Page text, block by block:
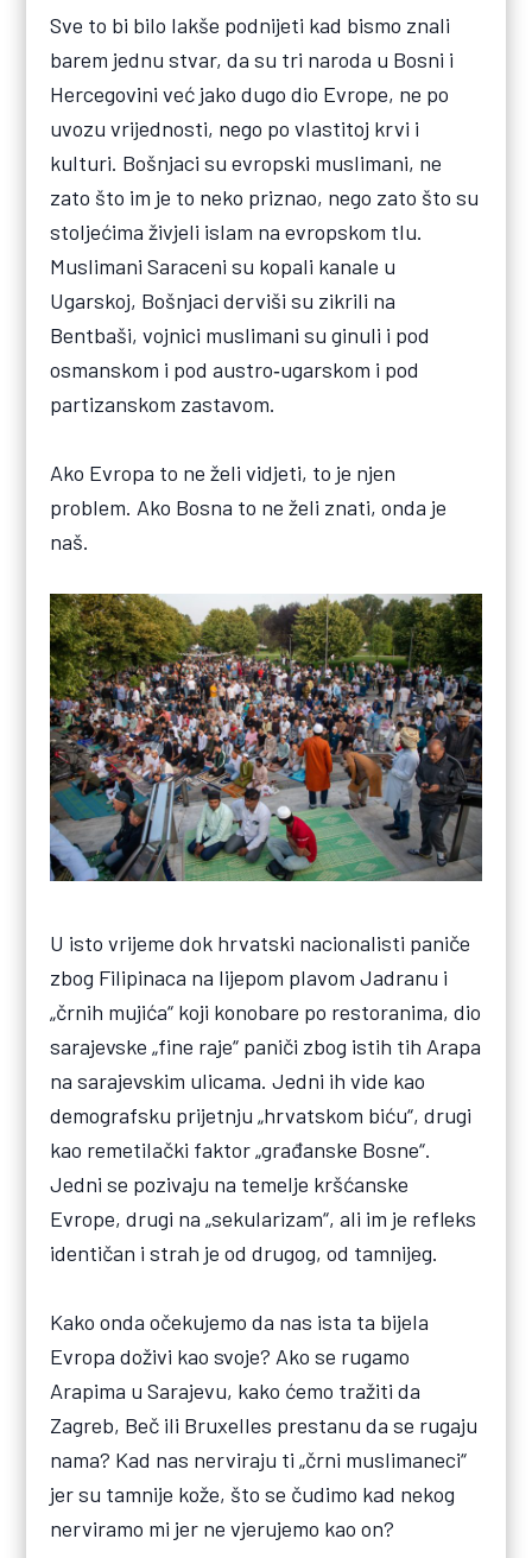
Sve to bi bilo lakše podnijeti kad bismo znali
barem jednu stvar, da su tri naroda u Bosni i
Hercegovini već jako dugo dio Evrope, ne po
uvozu vrijednosti, nego po vlastitoj krvi i
kulturi. Bošnjaci su evropski muslimani, ne
zato što im je to neko priznao, nego zato što su
stoljećima živjeli islam na evropskom tlu.
Muslimani Saraceni su kopali kanale u
Ugarskoj, Bošnjaci derviši su zikrili na
Bentbaši, vojnici muslimani su ginuli i pod
osmanskom i pod austro‑ugarskom i pod
partizanskom zastavom.
Ako Evropa to ne želi vidjeti, to je njen
problem. Ako Bosna to ne želi znati, onda je
naš.
U isto vrijeme dok hrvatski nacionalisti paniče
zbog Filipinaca na lijepom plavom Jadranu i
„črnih mujića“ koji konobare po restoranima, dio
sarajevske „fine raje“ paniči zbog istih tih Arapa
na sarajevskim ulicama. Jedni ih vide kao
demografsku prijetnju „hrvatskom biću“, drugi
kao remetilački faktor „građanske Bosne“.
Jedni se pozivaju na temelje kršćanske
Evrope, drugi na „sekularizam“, ali im je refleks
identičan i strah je od drugog, od tamnijeg.
Kako onda očekujemo da nas ista ta bijela
Evropa doživi kao svoje? Ako se rugamo
Arapima u Sarajevu, kako ćemo tražiti da
Zagreb, Beč ili Bruxelles prestanu da se rugaju
nama? Kad nas nerviraju ti „črni muslimaneci“
jer su tamnije kože, što se čudimo kad nekog
nerviramo mi jer ne vjerujemo kao on?